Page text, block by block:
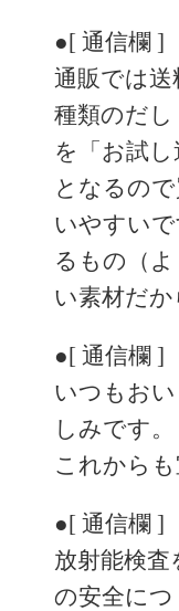
●[ 通信欄 ]
通販では
種類のだし
を「お試
となるの
いやすい
るもの（よ
い素材だ
●[ 通信欄 ]
いつもお
しみです。
これから
●[ 通信欄 ]
放射能検
の安全につ